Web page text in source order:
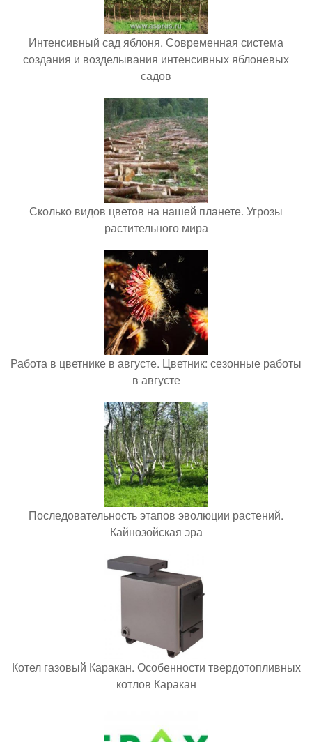
Интенсивный сад яблоня. Современная система
создания и возделывания интенсивных яблоневых
садов
Сколько видов цветов на нашей планете. Угрозы
растительного мира
Работа в цветнике в августе. Цветник: сезонные работы
в августе
Последовательность этапов эволюции растений.
Кайнозойская эра
Котел газовый Каракан. Особенности твердотопливных
котлов Каракан